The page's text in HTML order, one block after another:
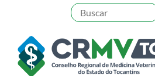
content